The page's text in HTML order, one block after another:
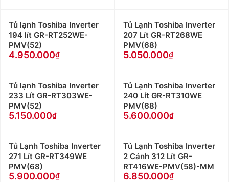
Tủ lạnh Toshiba Inverter
194 lít GR-RT252WE-
PMV(52)
4.950.000
Tủ Lạnh Toshiba Inverter
207 Lít GR-RT268WE
PMV(68)
5.050.000
Tủ lạnh Toshiba Inverter
233 Lít GR-RT303WE-
PMV(52)
5.150.000
Tủ Lạnh Toshiba Inverter
240 Lít GR-RT310WE
PMV(68)
5.600.000
Tủ Lạnh Toshiba Inverter
271 Lít GR-RT349WE
PMV(68)
5.900.000
Tủ Lạnh Toshiba Inverter
2 Cánh 312 Lít GR-
RT416WE-PMV(58)-MM
6.850.000